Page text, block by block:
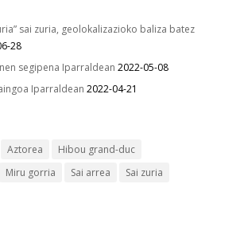
sai zuria, geolokalizazioko baliza batez
28
segipena Iparraldean 2022-05-08
Iparraldean 2022-04-21
Aztorea
Hibou grand-duc
Miru gorria Sai arrea
Sai zuria